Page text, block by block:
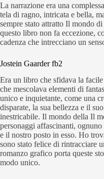
La narrazione era una
tela di ragno, intricata e bella,
sempre stato attratto Il mondo
questo libro non fa eccezione,
cadenza che intrecciano un
Jostein Gaarder fb2
Era un libro che sfidava la
che mescolava elementi di
unico e inquietante, come una
disparate, la sua bellezza e il
inestricabile. Il mondo della Il
personaggi affascinanti,
e il nostro posto in esso. Ho
sono stato felice di rintracciare
romanzo grafico porta queste
modo unico.